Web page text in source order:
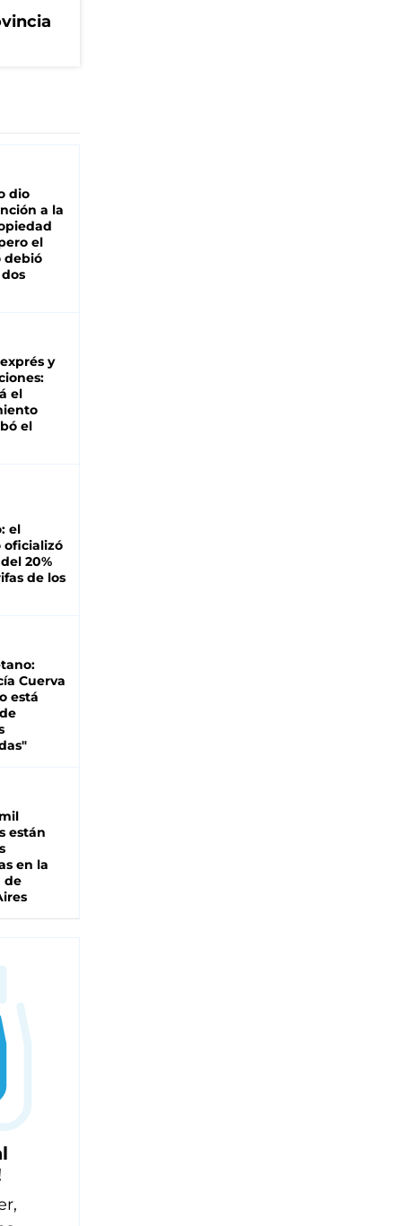
dio
a la
el
debió
y
el
el
el
oficializó
20%
de los
Cuerva
está
están
en la
de